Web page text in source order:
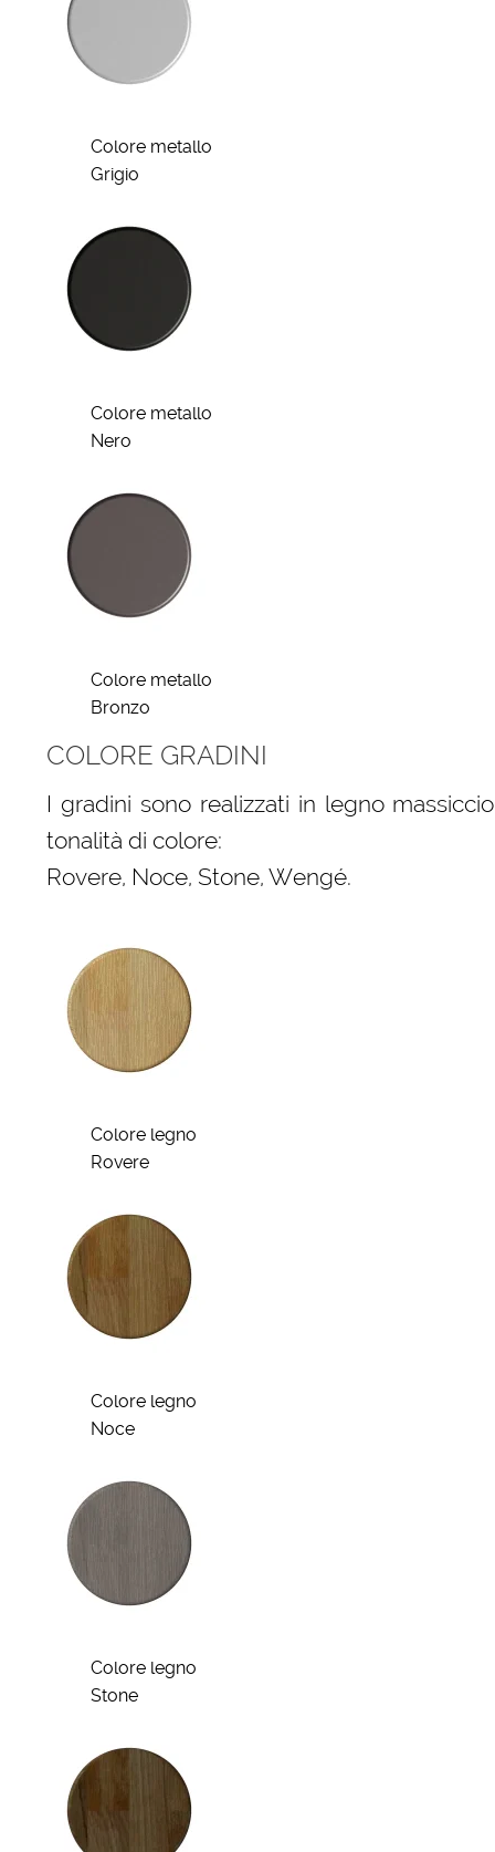
Colore metallo
Grigio
Colore metallo
Nero
Colore metallo
Bronzo
COLORE GRADINI
I gradini sono realizzati in legno
tonalità di colore:
Rovere, Noce, Stone, Wengé.
Colore legno
Rovere
Colore legno
Noce
Colore legno
Stone